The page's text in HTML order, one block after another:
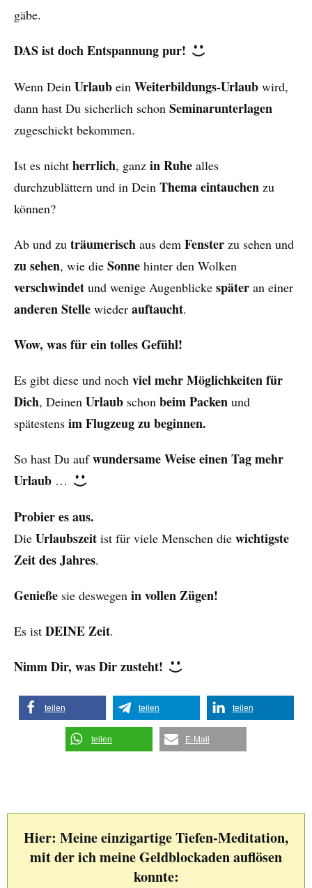
gäbe.
DAS ist doch Entspannung pur!
Wenn Dein Urlaub ein Weiterbildungs-Urlaub wird,
dann hast Du sicherlich schon Seminarunterlagen
zugeschickt bekommen.
Ist es nicht herrlich, ganz in Ruhe alles
durchzublättern und in Dein Thema eintauchen zu
können?
Ab und zu träumerisch aus dem Fenster zu sehen und
zu sehen, wie die Sonne hinter den Wolken
verschwindet und wenige Augenblicke später an einer
anderen Stelle wieder auftaucht.
Wow, was für ein tolles Gefühl!
Es gibt diese und noch viel mehr Möglichkeiten für
Dich, Deinen Urlaub schon beim Packen und
spätestens im Flugzeug zu beginnen.
So hast Du aufwundersame Weise einen Tag mehr
Urlaub …
Probier es aus.
Die Urlaubszeit ist für viele Menschen die wichtigste
Zeit des Jahres.
Genieße sie deswegen in vollen Zügen!
Es ist DEINE Zeit.
Nimm Dir, was Dir zusteht!
teilen teilen teilen
teilen E-Mail
Hier: Meine einzigartige Tiefen-Meditation,
mit der ich meine Geldblockaden auflösen
konnte: